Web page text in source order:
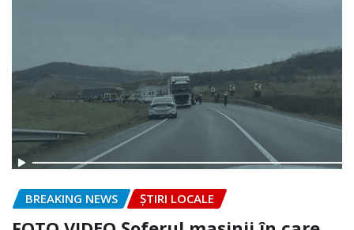
BREAKING NEWS ȘTIRI LOCALE